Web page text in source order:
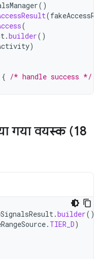
()
(
(
.builder()
)
{ /* handle success */
गया वयस्क (18
.builder()
. TIER_D)